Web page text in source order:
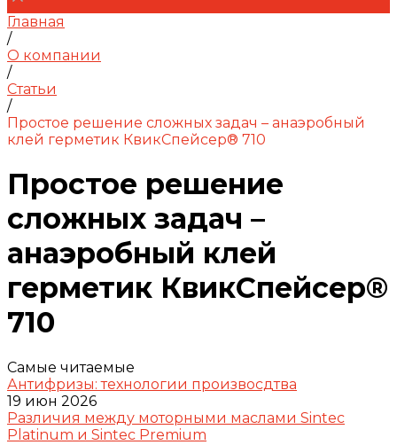
Главная
/
О компании
/
Статьи
/
Простое решение сложных задач – анаэробный
клей герметик КвикСпейсер® 710
Простое решение
сложных задач –
анаэробный клей
герметик КвикСпейсер®
710
Самые читаемые
Антифризы: технологии произвосдтва
19 июн 2026
Различия между моторными маслами Sintec
Platinum и Sintec Premium